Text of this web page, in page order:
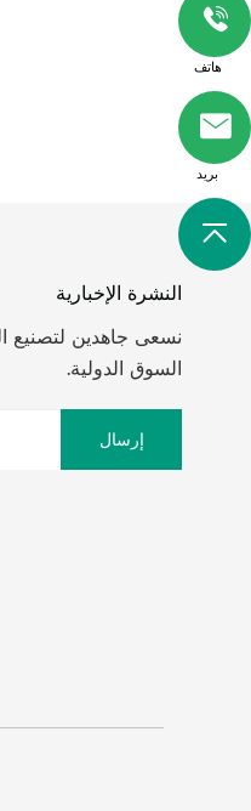
النشرة الإخبارية
نسعى جاهدين لتصنيع
السوق الدولية.
إرسال
هاتف
بريد